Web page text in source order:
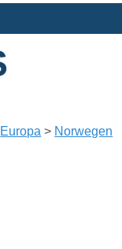
Europa > Norwegen